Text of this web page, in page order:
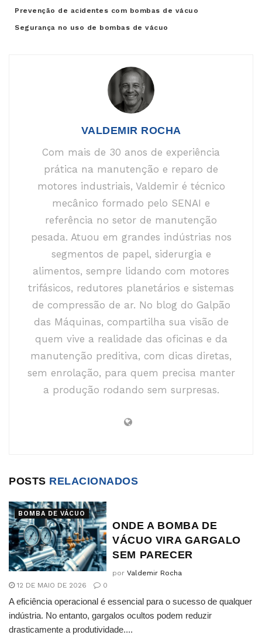
Prevenção de acidentes com bombas de vácuo
Segurança no uso de bombas de vácuo
VALDEMIR ROCHA
Com mais de 30 anos de experiência
prática na manutenção e reparo de
motores industriais, Valdemir é técnico
mecânico formado pelo SENAI e
referência no setor de manutenção
pesada. Atuou em grandes indústrias nos
segmentos de papel, siderurgia e
alimentos, sempre lidando com motores
trifásicos, redutores planetários e sistemas
de compressão de ar. No blog do Galpão
das Máquinas, compartilha sua visão de
quem vive a realidade das oficinas e da
manutenção preditiva, com dicas diretas,
sem enrolação, para quem precisa manter
a produção rodando sem surpresas.
POSTS RELACIONADOS
BOMBA DE VÁCUO
ONDE A BOMBA DE
VÁCUO VIRA GARGALO
SEM PARECER
por Valdemir Rocha
12 DE MAIO DE 2026
0
A eficiência operacional é essencial para o sucesso de qualquer
indústria. No entanto, gargalos ocultos podem reduzir
drasticamente a produtividade....